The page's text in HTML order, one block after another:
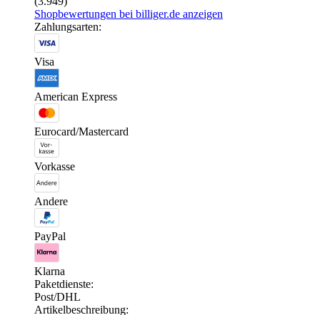
Shopbewertungen bei billiger.de anzeigen
Zahlungsarten:
Visa
American Express
Eurocard/Mastercard
Vorkasse
Andere
PayPal
Klarna
Paketdienste:
Post/DHL
Artikelbeschreibung: